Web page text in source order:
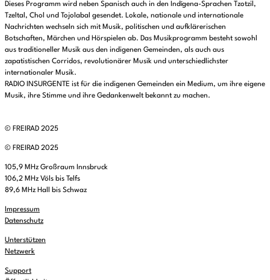
Dieses Programm wird neben Spanisch auch in den Indígena-Sprachen Tzotzil,
Tzeltal, Chol und Tojolabal gesendet. Lokale, nationale und internationale
Nachrichten wechseln sich mit Musik, politischen und aufklärerischen
Botschaften, Märchen und Hörspielen ab. Das Musikprogramm besteht sowohl
aus traditioneller Musik aus den indigenen Gemeinden, als auch aus
zapatistischen Corridos, revolutionärer Musik und unterschiedlichster
internationaler Musik.
RADIO INSURGENTE ist für die indigenen Gemeinden ein Medium, um ihre eigene
Musik, ihre Stimme und ihre Gedankenwelt bekannt zu machen.
© FREIRAD 2025
© FREIRAD 2025
105,9 MHz Großraum Innsbruck
106,2 MHz Völs bis Telfs
89,6 MHz Hall bis Schwaz
Impressum
Datenschutz
Unterstützen
Netzwerk
Support